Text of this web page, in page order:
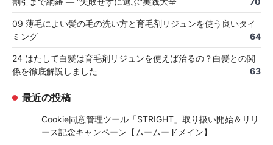
09 薄毛によい髪の毛の洗い方と育毛剤リジュンを使う良いタイ
ミング
64
24 はたして白髪は育毛剤リジュンを使えば治るの？白髪との関
係を徹底解説しました
63
最近の投稿
Cookie同意管理ツール「STRIGHT」取り扱い開始＆リリ
ース記念キャンペーン【ムームードメイン】